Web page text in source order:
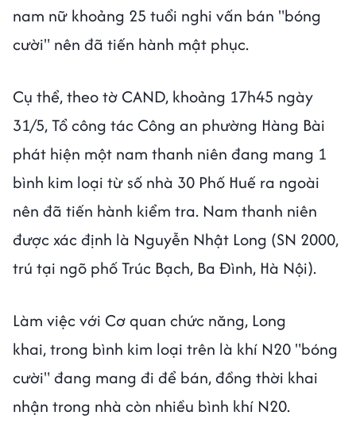
nam nữ khoảng 25 tuổi nghi vấn bán "bóng
cười" nên đã tiến hành mật phục.
Cụ thể, theo tờ CAND, khoảng 17h45 ngày
31/5, Tổ công tác Công an phường Hàng Bài
phát hiện một nam thanh niên đang mang 1
bình kim loại từ số nhà 30 Phố Huế ra ngoài
nên đã tiến hành kiểm tra. Nam thanh niên
được xác định là Nguyễn Nhật Long (SN 2000,
trú tại ngõ phố Trúc Bạch, Ba Đình, Hà Nội).
Làm việc với Cơ quan chức năng, Long
khai, trong bình kim loại trên là khí N20 "bóng
cười" đang mang đi để bán, đồng thời khai
nhận trong nhà còn nhiều bình khí N20.